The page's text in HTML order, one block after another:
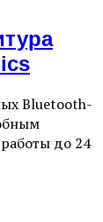
Bluetooth-
до 24